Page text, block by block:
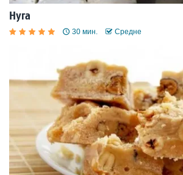
Нуга
30 мин. Средне